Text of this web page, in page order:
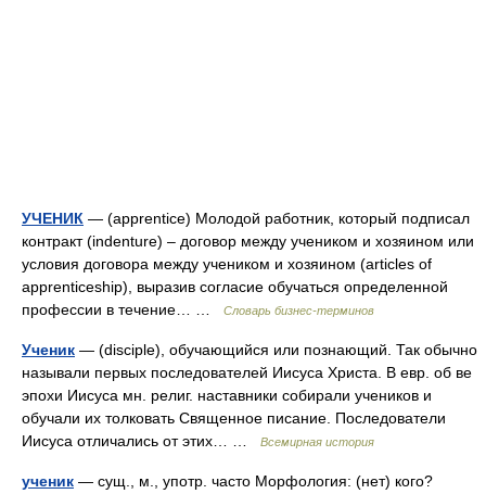
УЧЕНИК — (apprentice) Молодой работник, который подписал
контракт (indenture) – договор между учеником и хозяином или
условия договора между учеником и хозяином (articles of
apprenticeship), выразив согласие обучаться определенной
профессии в течение… …
Словарь бизнес-терминов
Ученик — (disciple), обучающийся или познающий. Так обычно
называли первых последователей Иисуса Христа. В евр. об ве
эпохи Иисуса мн. религ. наставники собирали учеников и
обучали их толковать Священное писание. Последователи
Иисуса отличались от этих… …
Всемирная история
ученик — сущ., м., употр. часто Морфология: (нет) кого?